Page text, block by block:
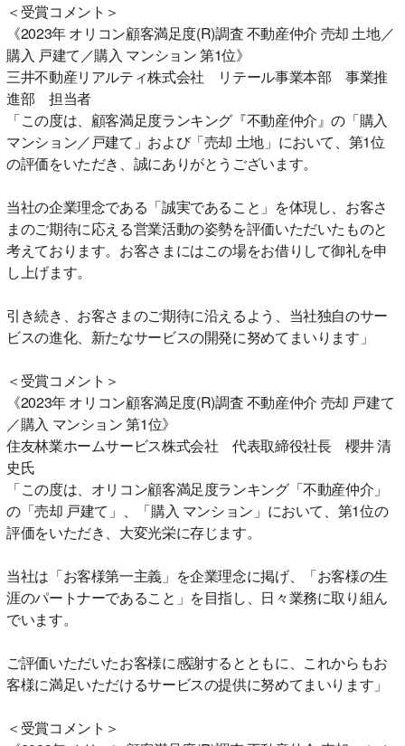
＜受賞コメント＞
《2023年 オリコン顧客満足度(R)調査 不動産仲介 売却 土地／
購入 戸建て／購入 マンション 第1位》
三井不動産リアルティ株式会社 リテール事業本部 事業推
進部 担当者
「この度は、顧客満足度ランキング『不動産仲介』の「購入
マンション／戸建て」および「売却 土地」において、第1位
の評価をいただき、誠にありがとうございます。
当社の企業理念である「誠実であること」を体現し、お客さ
まのご期待に応える営業活動の姿勢を評価いただいたものと
考えております。お客さまにはこの場をお借りして御礼を申
し上げます。
引き続き、お客さまのご期待に沿えるよう、当社独自のサー
ビスの進化、新たなサービスの開発に努めてまいります」
＜受賞コメント＞
《2023年 オリコン顧客満足度(R)調査 不動産仲介 売却 戸建て
／購入 マンション 第1位》
住友林業ホームサービス株式会社 代表取締役社長 櫻井 清
史氏
「この度は、オリコン顧客満足度ランキング「不動産仲介」
の「売却 戸建て」、「購入 マンション」において、第1位の
評価をいただき、大変光栄に存じます。
当社は「お客様第一主義」を企業理念に掲げ、「お客様の生
涯のパートナーであること」を目指し、日々業務に取り組ん
でいます。
ご評価いただいたお客様に感謝するとともに、これからもお
客様に満足いただけるサービスの提供に努めてまいります」
＜受賞コメント＞